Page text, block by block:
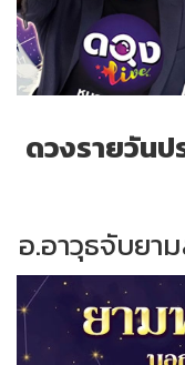
ดวงรายวันป
อ.อาวุธจับย